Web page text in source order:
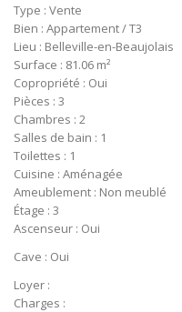
Type : Vente
Bien : Appartement / T3
Lieu : Belleville-en-Beaujolais
Surface : 81.06 m²
Copropriété : Oui
Pièces : 3
Chambres : 2
Salles de bain : 1
Toilettes : 1
Cuisine : Aménagée
Ameublement : Non meublé
Étage : 3
Ascenseur : Oui
Cave : Oui
Loyer :
Charges :